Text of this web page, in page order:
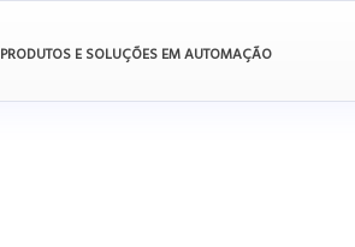
PRODUTOS E SOLUÇÕES EM AUTOMAÇÃO